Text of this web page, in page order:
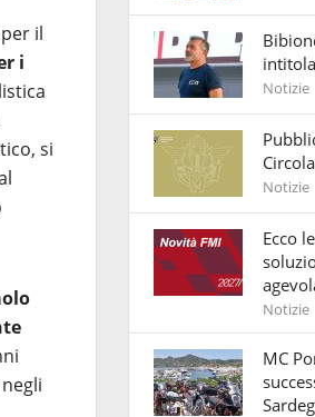
il
i
si
Notizie
Notizie
Ecco
Notizie
MC